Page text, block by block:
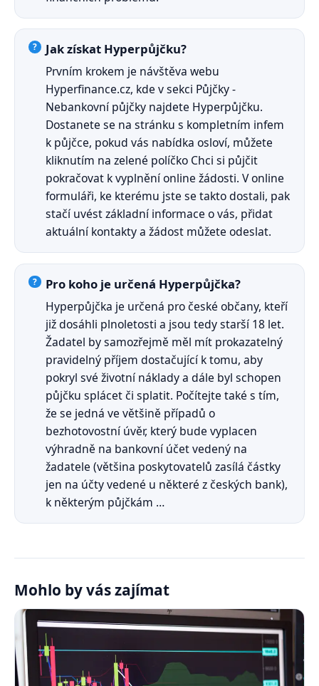
Jak získat Hyperpůjčku?
Prvním krokem je návštěva webu
Hyperfinance.cz, kde v sekci Půjčky -
Nebankovní půjčky najdete Hyperpůjčku.
Dostanete se na stránku s kompletním infem
k půjčce, pokud vás nabídka osloví, můžete
kliknutím na zelené políčko Chci si půjčit
pokračovat k vyplnění online žádosti. V online
formuláři, ke kterému jste se takto dostali, pak
stačí uvést základní informace o vás, přidat
aktuální kontakty a žádost můžete odeslat.
Pro koho je určená Hyperpůjčka?
Hyperpůjčka je určená pro české občany, kteří
již dosáhli plnoletosti a jsou tedy starší 18 let.
Žadatel by samozřejmě měl mít prokazatelný
pravidelný příjem dostačující k tomu, aby
pokryl své životní náklady a dále byl schopen
půjčku splácet či splatit. Počítejte také s tím,
že se jedná ve většině případů o
bezhotovostní úvěr, který bude vyplacen
výhradně na bankovní účet vedený na
žadatele (většina poskytovatelů zasílá částky
jen na účty vedené u některé z českých bank),
k některým půjčkám …
Mohlo by vás zajímat